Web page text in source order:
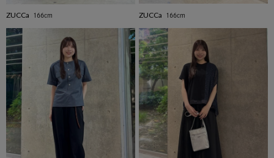
ZUCCa 166cm ZUCCa 166cm